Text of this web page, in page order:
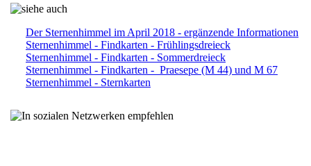
Der Sternenhimmel im April 2018 - ergänzende Informationen
Sternenhimmel - Findkarten - Frühlingsdreieck
Sternenhimmel - Findkarten - Sommerdreieck
Sternenhimmel - Findkarten - Praesepe (M 44) und M 67
Sternenhimmel - Sternkarten